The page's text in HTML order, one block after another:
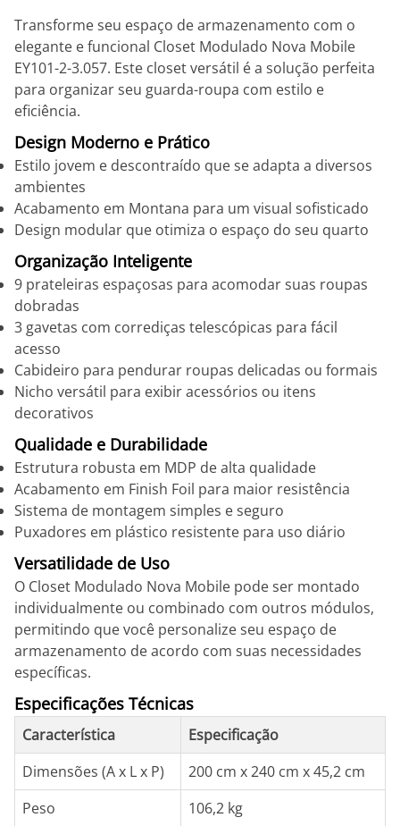
Transforme seu espaço de armazenamento com o
elegante e funcional Closet Modulado Nova Mobile
EY101-2-3.057. Este closet versátil é a solução perfeita
para organizar seu guarda-roupa com estilo e
eficiência.
Design Moderno e Prático
Estilo jovem e descontraído que se adapta a diversos
ambientes
Acabamento em Montana para um visual sofisticado
Design modular que otimiza o espaço do seu quarto
Organização Inteligente
9 prateleiras espaçosas para acomodar suas roupas
dobradas
3 gavetas com corrediças telescópicas para fácil
acesso
Cabideiro para pendurar roupas delicadas ou formais
Nicho versátil para exibir acessórios ou itens
decorativos
Qualidade e Durabilidade
Estrutura robusta em MDP de alta qualidade
Acabamento em Finish Foil para maior resistência
Sistema de montagem simples e seguro
Puxadores em plástico resistente para uso diário
Versatilidade de Uso
O Closet Modulado Nova Mobile pode ser montado
individualmente ou combinado com outros módulos,
permitindo que você personalize seu espaço de
armazenamento de acordo com suas necessidades
específicas.
Especificações Técnicas
Característica
Especificação
Dimensões (A x L x P)
200 cm x 240 cm x 45,2 cm
Peso
106,2 kg